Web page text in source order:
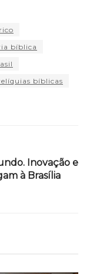
bíblica
bíblicas
Inovação e
à Brasília